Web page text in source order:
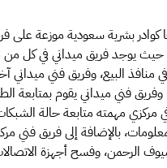
بشرية سعودية موزعة على
يوجد فريق ميداني في كل من
منافذ البيع، وفريق فني ميداني
فني ميداني يقوم بمتابعة
مهمته متابعة حالة
بالإضافة إلى فريق فني
الرحمن، وفسح أجهزة